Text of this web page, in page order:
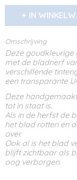
IN
Omschrijving
Deze
met de bladnerf
verschillende
een transparante
Deze
tot in staat is.
Als in de herfst de
het blad rotten en
over.
Ook al is het blad
blijft zichtbaar als
oog verborgen.